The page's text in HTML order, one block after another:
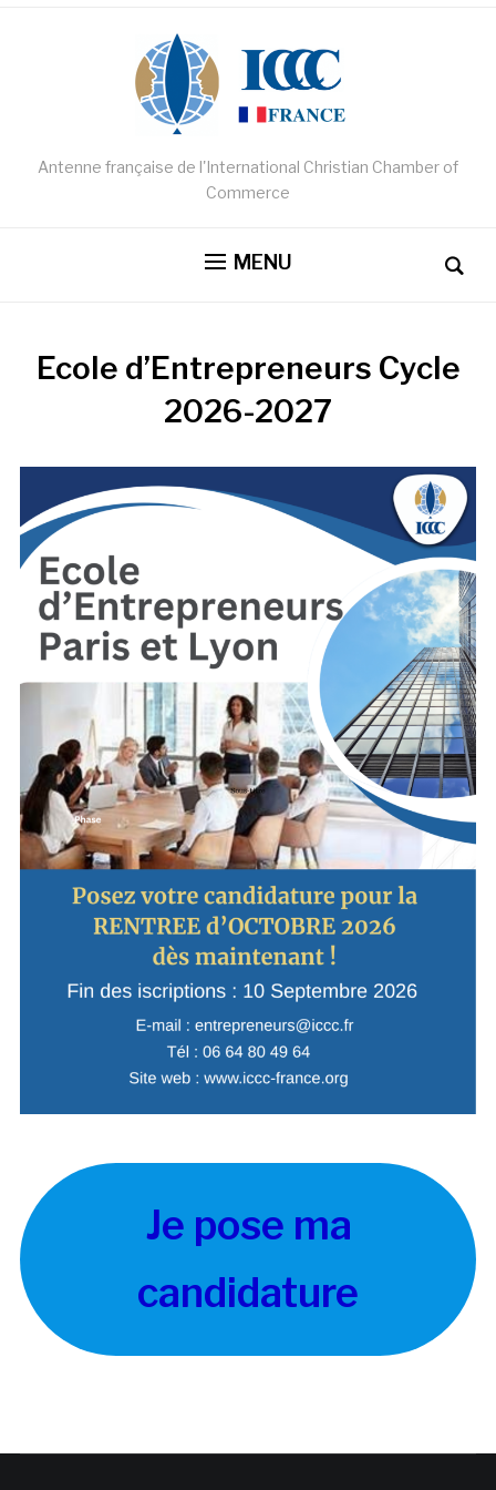
Antenne française de l'International Christian Chamber of
Commerce
MENU
Ecole d’Entrepreneurs Cycle
2026-2027
Je pose ma
candidature